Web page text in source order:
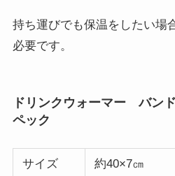
持ち運びでも保温をしたい場
必要です。
ドリンクウォーマー バン
ペック
サイズ 約40×7㎝